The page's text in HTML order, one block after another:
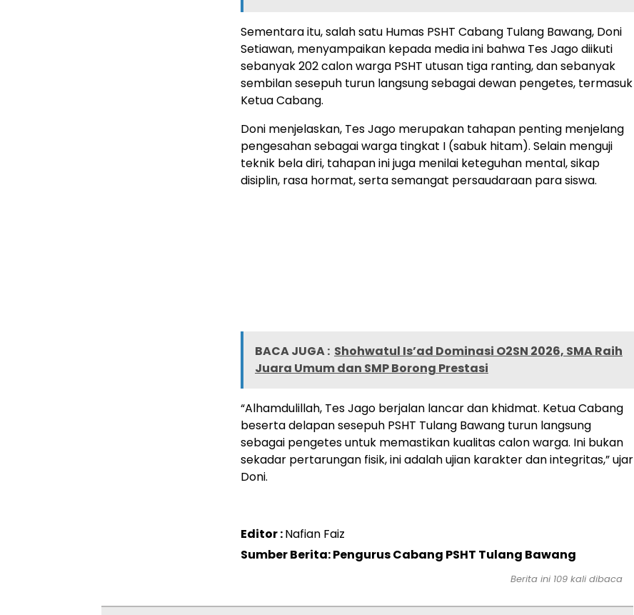
Sementara itu, salah satu Humas PSHT Cabang Tulang Bawang, Doni
Setiawan, menyampaikan kepada media ini bahwa Tes Jago diikuti
sebanyak 202 calon warga PSHT utusan tiga ranting, dan sebanyak
sembilan sesepuh turun langsung sebagai dewan pengetes, termasuk
Ketua Cabang.
Doni menjelaskan, Tes Jago merupakan tahapan penting menjelang
pengesahan sebagai warga tingkat I (sabuk hitam). Selain menguji
teknik bela diri, tahapan ini juga menilai keteguhan mental, sikap
disiplin, rasa hormat, serta semangat persaudaraan para siswa.
BACA JUGA : Shohwatul Is’ad Dominasi O2SN 2026, SMA Raih
Juara Umum dan SMP Borong Prestasi
“Alhamdulillah, Tes Jago berjalan lancar dan khidmat. Ketua Cabang
beserta delapan sesepuh PSHT Tulang Bawang turun langsung
sebagai pengetes untuk memastikan kualitas calon warga. Ini bukan
sekadar pertarungan fisik, ini adalah ujian karakter dan integritas,” ujar
Doni.
Editor :Nafian Faiz
Sumber Berita: Pengurus Cabang PSHT Tulang Bawang
Berita ini 109 kali dibaca